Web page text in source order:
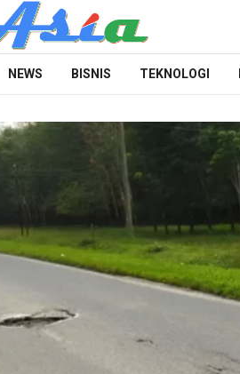
NEWS BISNIS TEKNOLOGI